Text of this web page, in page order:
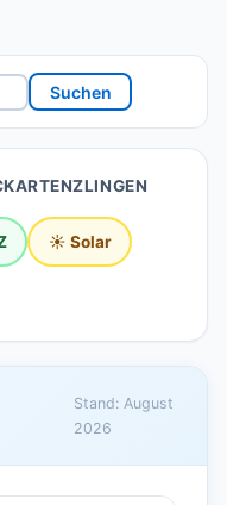
Suchen
☀️ Solar
Stand: August
2026